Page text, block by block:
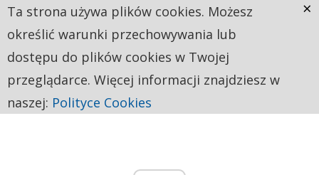
Ta strona używa plików cookies. Możesz
określić warunki przechowywania lub
dostępu do plików cookies w Twojej
przeglądarce. Więcej informacji znajdziesz w
naszej: Polityce Cookies
×